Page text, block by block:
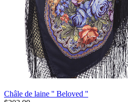
Châle de laine '' Beloved ''